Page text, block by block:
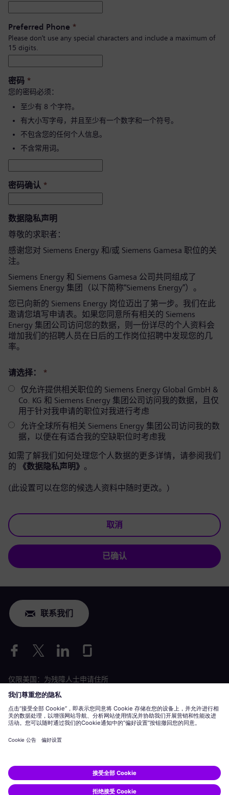
Preferred Phone *
Please don’t use any special characters and include a maximum of
15 digits.
密码 *
您的密码必须：
至少有 8 个字符。
有大小写字母，并且至少有一个数字和一个符号。
不包含您的任何个人信息。
不含常用词。
密码确认 *
数据隐私声明
尊敬的求职者：
感谢您对 Siemens Energy 和/或 Siemens Gamesa 职位的关
注。
Siemens Energy 和 Siemens Gamesa 公司共同组成了
Siemens Energy 集团（以下简称“Siemens Energy”）。
您已向新的 Siemens Energy 岗位迈出了第一步。我们在此
邀请您填写申请表。如果您同意所有相关的 Siemens
Energy 集团公司访问您的数据，则一份详尽的个人资料会
增加我们的招聘人员在日后的工作岗位招聘中发现您的几
率。
请选择：
*
仅允许提供相关职位的 Siemens Energy Global GmbH &
Co. KG 和 Siemens Energy 集团公司访问我的数据，且仅
用于针对我申请的职位对我进行考虑
允许全球所有相关 Siemens Energy 集团公司访问我的数
据，以便在有适合我的空缺职位时考虑我
如需了解我们如何处理您个人数据的更多详情，请参阅我们
的
《数据隐私声明》 。
(此设置可以在您的候选人资料中随时更改。)
取消
已确认
联系我们
仅限美国：为残障人士申请住所
劳工情况申请
Siemens Energy 是由 Siemens AG 授权的商标。